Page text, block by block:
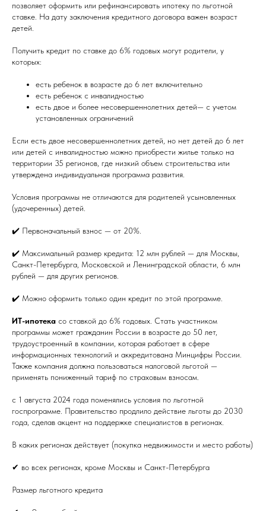
позволяет оформить или рефинансировать ипотеку по льготной
ставке. На дату заключения кредитного договора важен возраст
детей.
Получить кредит по ставке до 6% годовых могут родители, у
которых:
есть ребенок в возрасте до 6 лет включительно
есть ребенок с инвалидностью
есть двое и более несовершеннолетних детей— с учетом
установленных ограничений
Если есть двое несовершеннолетних детей, но нет детей до 6 лет
или детей с инвалидностью можно приобрести жилье только на
территории 35 регионов, где низкий объем строительства или
утверждена индивидуальная программа развития.
Условия программы не отличаются для родителей усыновленных
(удочеренных) детей.
✔️ Первоначальный взнос — от 20%.
✔️ Максимальный размер кредита: 12 млн рублей — для Москвы,
Санкт-Петербурга, Московской и Ленинградской области, 6 млн
рублей — для других регионов.
✔️ Можно оформить только один кредит по этой программе.
ИТ-ипотека со ставкой до 6% годовых. Стать участником
программы может гражданин России в возрасте до 50 лет,
трудоустроенный в компании, которая работает в сфере
информационных технологий и аккредитована Минцифры России.
Также компания должна пользоваться налоговой льготой —
применять пониженный тариф по страховым взносам.
с 1 августа 2024 года поменялись условия по льготной
госпрограмме. Правительство продлило действие льготы до 2030
года, сделав акцент на поддержке специалистов в регионах.
В каких регионах действует (покупка недвижимости и место работы)
✔ во всех регионах, кроме Москвы и Санкт-Петербурга
Размер льготного кредита